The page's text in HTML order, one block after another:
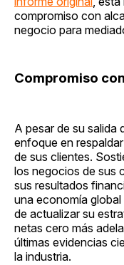
compromiso con
negocio para
Compromiso
A pesar de su salida
enfoque en
de sus clientes.
los negocios de sus
sus resultados
una economía global
de actualizar su
netas cero más
últimas evidencias
la industria.